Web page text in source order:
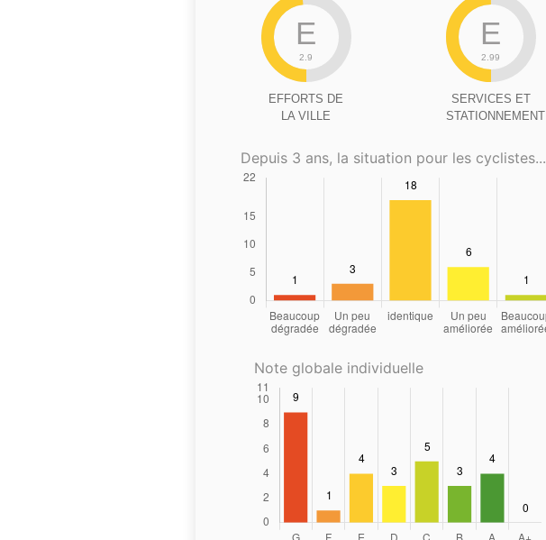
E
2.9
EFFORTS DE
LA VILLE
E
2.99
SERVICES ET
STATIONNEMENT
Depuis 3 ans, la situation pour les cyclistes...
Note globale individuelle